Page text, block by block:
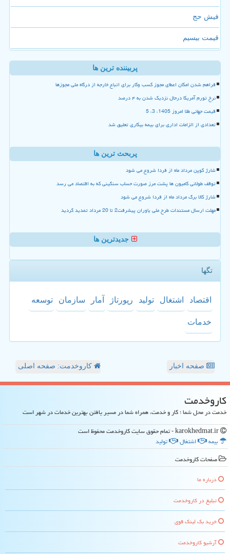
فیش حج
قیمت بیسیم
پربیننده ترین ها
فراهم شدن امکان اعطای مجوز کسب وکار برای اتباع خارجه از درگاه ملی مجوزها
نرخ تورم آمریکا درحال نزدیک شدن به ۴ درصد
قیمت جهانی طلا امروز 1405، 3، 5
تعدادی از الزامات اداری برای بیمه بیکاری تعلیق شد
پربحث ترین ها
شارژ کوپن مرداد ماه از فردا شروع می شود
توقف طولانی کامیون ها پشت مرز صورت حساب سنگینی که به اقتصاد می رسد
شارژ کالا برگ مرداد ماه از فردا شروع می شود
مهلت ارسال مستندات طرح ملی یاوران پیشرفت2 تا 20 مرداد تمدید گردید
جدیدترین ها
تگها
اقتصاد اشتغال تولید رپورتاژ آمار سازمان توسعه
خدمات
صفحه اخبار کاروخدمت: صفحه اصلی
كاروخدمت
خدمت در محل شما ؛ کار و خدمت، همراه شما در مسیر یافتن بهترین خدمات در شهر است
بیمه
اشتغال
تولید
صفحات كاروخدمت
درباره ما
تبلیغ در كاروخدمت
خرید بک لینک قوی
آرشیو كاروخدمت